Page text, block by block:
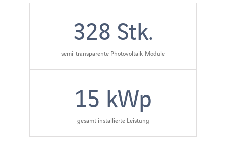
328 Stk.
semi-transparente Photovoltaik-Module
15 kWp
gesamt installierte Leistung